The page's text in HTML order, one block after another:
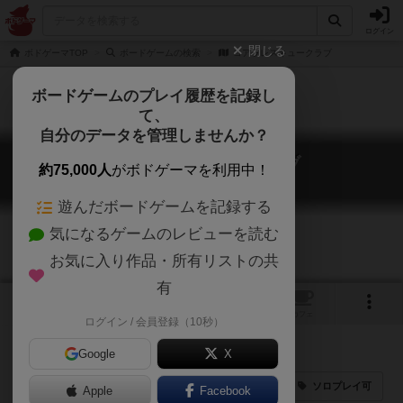
コアラレスキュークラブ
コアラレスキュークラブ
Koala Rescue Club
紙ペン ダイスゲーム ソロプレイ可
閉じる
ボードゲームのプレイ履歴を記録し
て、
自分のデータを管理しませんか？
約75,000人がボドゲーマを利用中！
遊んだボードゲームを記録する
気になるゲームのレビューを読む
お気に入り作品・所有リストの共
有
ログイン / 会員登録（10秒）
Google X
Apple Facebook